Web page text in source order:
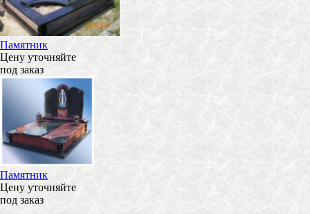
Памятник
Цену уточняйте
под заказ
Памятник
Цену уточняйте
под заказ